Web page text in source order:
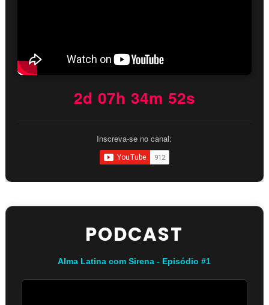
2d 07h 34m 50s
Inscreva-se no canal:
PODCAST
Alma Latina com Sirena - Episódio #1